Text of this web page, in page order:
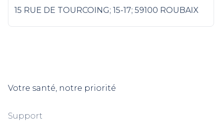
15 RUE DE TOURCOING; 15-17; 59100 ROUBAIX
Votre santé, notre priorité
Support